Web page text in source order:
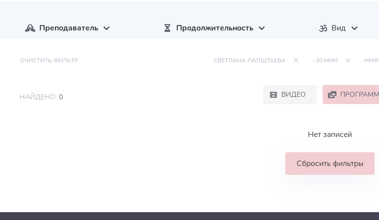
Преподаватель Продолжительность Вид
ОЧИСТИТЬ ФИЛЬТР СВЕТЛАНА ЛАПШТАЕВА ~30 МИН
НАЙДЕНО: 0 ВИДЕО
Нет записей
Сбросить фильтры